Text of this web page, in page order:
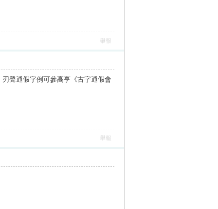
舉報
刃聲通假字例可參高亨《古字通假會
舉報